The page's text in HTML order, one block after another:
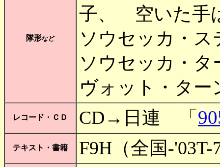
隊形など
子、 空いた手
ソウセッカ・ス
ソウセッカ・タ
ヴォット・ター
レコード・ＣＤ CD→日連 「
テキスト・書籍 F9H（全国-